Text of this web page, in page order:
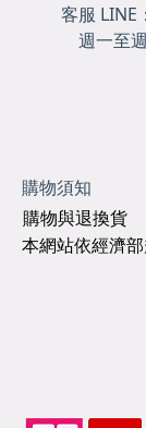
客服 LINE：
週一至
購物須知
購物與退換貨
本網站依經濟